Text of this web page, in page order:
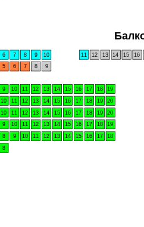
6 7 8 9 10 11 12 13 14 15 16
5 6 7 8 9
9 10 11 12 13 14 15 16 17 18 19
10 11 12 13 14 15 16 17 18 19 20
10 11 12 13 14 15 16 17 18 19 20
9 10 11 12 13 14 15 16 17 18 19
8 9 10 11 12 13 14 15 16 17 18
8